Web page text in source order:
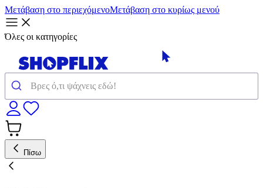
Μετάβαση στο περιεχόμενοΜετάβαση στο κυρίως μενού
Όλες οι κατηγορίες
Πίσω